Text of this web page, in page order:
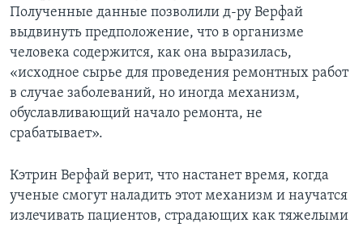
Полученные данные позволили д-ру Верфай
выдвинуть предположение, что в организме
человека содержится, как она выразилась,
«исходное сырье для проведения ремонтных работ
в случае заболеваний, но иногда механизм,
обуславливающий начало ремонта, не
срабатывает».
Кэтрин Верфай верит, что настанет время, когда
ученые смогут наладить этот механизм и научатся
излечивать пациентов, страдающих как тяжелыми